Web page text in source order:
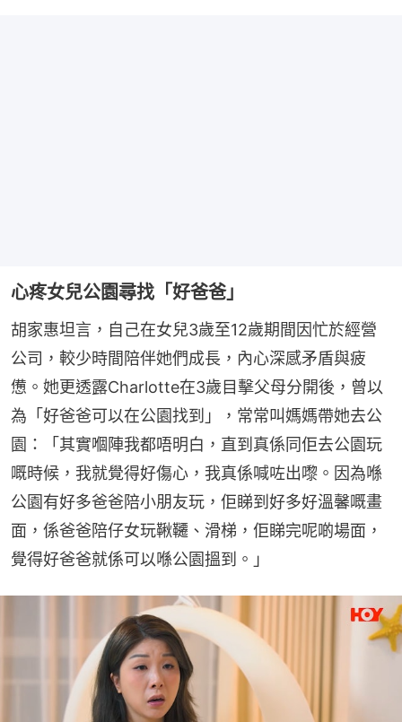
心疼女兒公園尋找「好爸爸」
胡家惠坦言，自己在女兒3歲至12歲期間因忙於經營
公司，較少時間陪伴她們成長，內心深感矛盾與疲
憊。她更透露Charlotte在3歲目擊父母分開後，曾以
為「好爸爸可以在公園找到」，常常叫媽媽帶她去公
園：「其實嗰陣我都唔明白，直到真係同佢去公園玩
嘅時候，我就覺得好傷心，我真係喊咗出嚟。因為喺
公園有好多爸爸陪小朋友玩，佢睇到好多好溫馨嘅畫
面，係爸爸陪仔女玩鞦韆、滑梯，佢睇完呢啲場面，
覺得好爸爸就係可以喺公園搵到。」